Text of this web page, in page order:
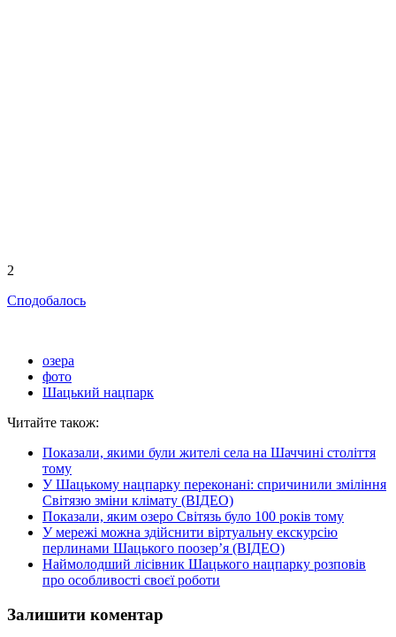
2
Сподобалось
озера
фото
Шацький нацпарк
Читайте також:
Показали, якими були жителі села на Шаччині століття
тому
У Шацькому нацпарку переконані: спричинили зміління
Світязю зміни клімату (ВІДЕО)
Показали, яким озеро Світязь було 100 років тому
У мережі можна здійснити віртуальну екскурсію
перлинами Шацького поозер’я (ВІДЕО)
Наймолодший лісівник Шацького нацпарку розповів
про особливості своєї роботи
Залишити коментар